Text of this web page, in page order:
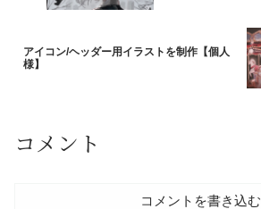
アイコン/ヘッダー用イラストを制作【個人
様】
コメント
コメントを書き込む